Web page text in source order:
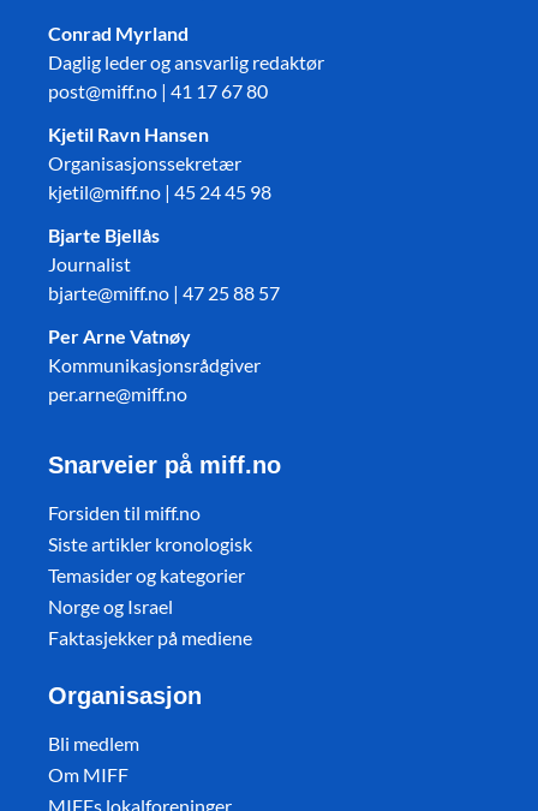
Conrad Myrland
Daglig leder og ansvarlig redaktør
post@miff.no | 41 17 67 80
Kjetil Ravn Hansen
Organisasjonssekretær
kjetil@miff.no | 45 24 45 98
Bjarte Bjellås
Journalist
bjarte@miff.no | 47 25 88 57
Per Arne Vatnøy
Kommunikasjonsrådgiver
per.arne@miff.no
Snarveier på miff.no
Forsiden til miff.no
Siste artikler kronologisk
Temasider og kategorier
Norge og Israel
Faktasjekker på mediene
Organisasjon
Bli medlem
Om MIFF
MIFFs lokalforeninger